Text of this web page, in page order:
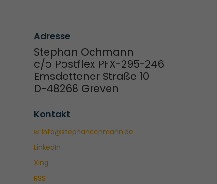
Adresse
Stephan Ochmann
c/o Postflex PFX-295-246
Emsdettener Straße 10
D-48268 Greven
Kontakt
✉ info@stephanochmann.de
LinkedIn
Xing
RSS